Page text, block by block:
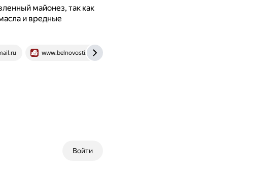
майонез, так как
и вредные
www.belnovosti.by
Войти